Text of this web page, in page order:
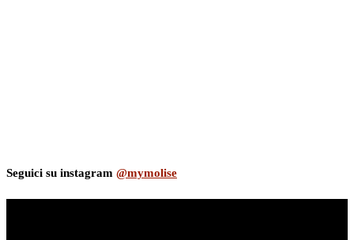
Seguici su instagram @mymolise